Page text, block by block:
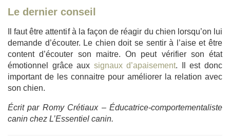
Le dernier conseil
Il faut être attentif à la façon de réagir du chien lorsqu’on lui
demande d’écouter. Le chien doit se sentir à l’aise et être
content d’écouter son maitre. On peut vérifier son état
émotionnel grâce aux signaux d’apaisement. Il est donc
important de les connaitre pour améliorer la relation avec
son chien.
Écrit par Romy Crétiaux – Éducatrice-comportementaliste
canin chez L’Essentiel canin.